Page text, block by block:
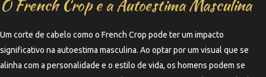
O French Crop e a Autoestima Masculina
Um corte de cabelo como o French Crop pode ter um impacto
significativo na autoestima masculina. Ao optar por um visual que se
alinha com a personalidade e o estilo de vida, os homens podem se